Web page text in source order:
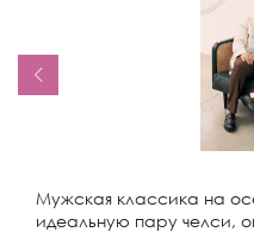
Мужская классика на
идеальную пару челси,